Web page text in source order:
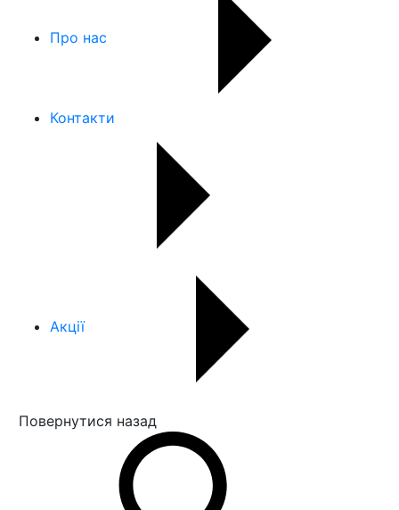
Про нас
Контакти
Акції
Повернутися назад